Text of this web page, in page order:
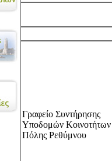
Γραφείο Συντήρησης
Υποδομών
Πόλης Ρεθύμνου